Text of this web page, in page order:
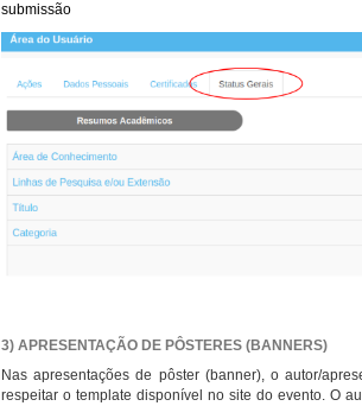
submissão
3) APRESENTAÇÃO DE PÔSTERES (BANNERS)
Nas apresentações de pôster (banner), o autor/
respeitar o template disponível no site do evento. O